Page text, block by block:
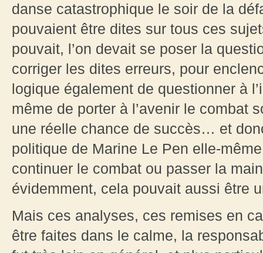
danse catastrophique le soir de la
pouvaient être dites sur tous ces
pouvait, l’on devait se poser la
corriger les dites erreurs, pour
logique également de questionner à
même de porter à l’avenir le combat
une réelle chance de succès… et
politique de Marine Le Pen elle-
continuer le combat ou passer la
évidemment, cela pouvait aussi être
Mais ces analyses, ces remises en
être faites dans le calme, la